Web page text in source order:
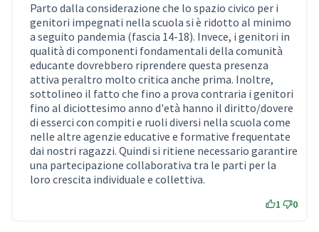
Parto dalla considerazione che lo spazio civico per i
genitori impegnati nella scuola si è ridotto al minimo
a seguito pandemia (fascia 14-18). Invece, i genitori in
qualità di componenti fondamentali della comunità
educante dovrebbero riprendere questa presenza
attiva peraltro molto critica anche prima. Inoltre,
sottolineo il fatto che fino a prova contraria i genitori
fino al diciottesimo anno d'età hanno il diritto/dovere
di esserci con compiti e ruoli diversi nella scuola come
nelle altre agenzie educative e formative frequentate
dai nostri ragazzi. Quindi si ritiene necessario garantire
una partecipazione collaborativa tra le parti per la
loro crescita individuale e collettiva.
1 0